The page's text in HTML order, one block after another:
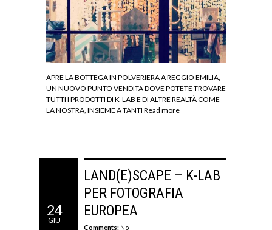
APRE LA BOTTEGA IN POLVERIERA A REGGIO EMILIA,
UN NUOVO PUNTO VENDITA DOVE POTETE TROVARE
TUTTI I PRODOTTI DI K-LAB E DI ALTRE REALTÀ COME
LA NOSTRA, INSIEME A TANTI Read more
24
GIU
LAND(E)SCAPE – K-LAB
PER FOTOGRAFIA
EUROPEA
Comments: No